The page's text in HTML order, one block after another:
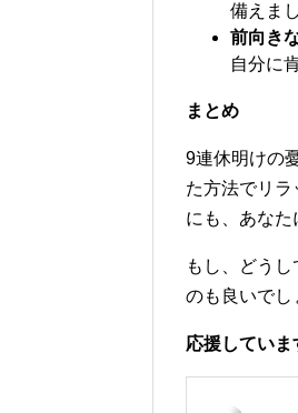
備えま
前向き
自分に
まとめ
9連休明けの
た方法でリ
にも、あなた
もし、どう
のも良いでし
応援していま